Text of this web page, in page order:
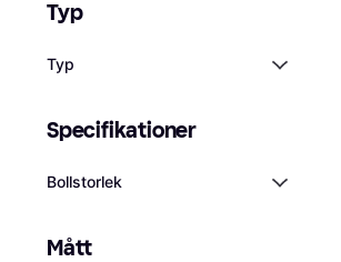
Typ
Typ
Specifikationer
Bollstorlek
Mått